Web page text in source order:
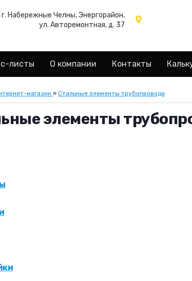
г. Набережные Челны, Энергорайон,
ул. Авторемонтная, д. 37
листы О компании Контакты
магазин » Стальные элементы трубопровода
элементы